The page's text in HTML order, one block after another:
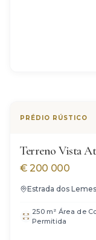
PRÉDIO RÚSTICO
Terreno Vista
€200 000
Estrada dos Lemes
250 m² Área de
Permitida